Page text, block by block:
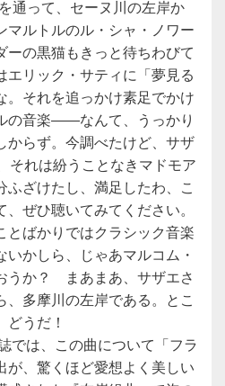
通って、セーヌ川の左岸か
マルトルのル・シャ・ノワー
ーの黒猫もきっと待ちわびて
エリック・サティに「夢見る
。それを追っかけ素足でかけ
の音楽――なんて、うっかり
からず。今調べたけど、サザ
それは紛うことなきマドモア
ふざけたし、満足したわ、こ
ぜひ聴いてみてください。
とばかりではクラシック音楽
かしら、じゃあマルコム・
うか？ まあまあ、サザエさ
、多摩川の左岸である。とこ
うだ！
では、この曲について「フラ
が、驚くほど愛想よく美しい